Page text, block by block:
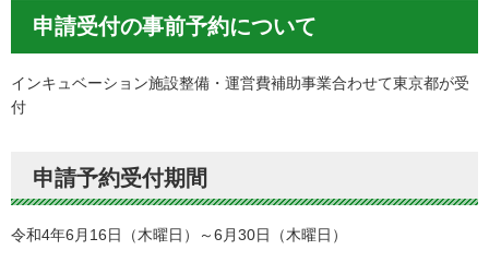
申請受付の事前予約について
インキュベーション施設整備・運営費補助事業合わせて東京都が受
付
申請予約受付期間
令和4年6月16日（木曜日）～6月30日（木曜日）